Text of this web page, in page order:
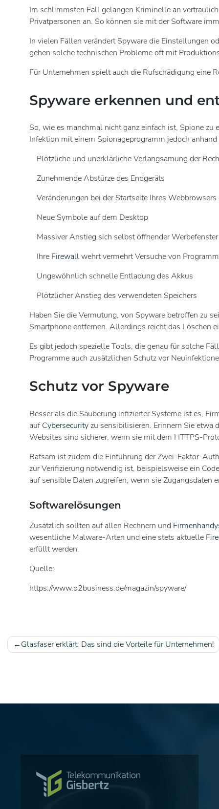
Im schlimmsten Fall gelangen Kriminelle an
Privatpersonen an. So können sie mit der Software
In vielen Fällen verändert Spyware die Einstellungen
gehen solche technischen Probleme oft mit
Für Unternehmen spielt auch die Rufschädigung eine
Spyware erkennen und
So, wie es manchmal nicht ganz einfach ist, Spione
Infektion mit einem Spionageprogramm jedoch
Plötzliche und unerklärliche Verlangsamung der
Zunehmende Abstürze des Endgeräts
Veränderungen bei der Startseite Ihres
Neue Symbole auf dem Desktop
Massiver Anstieg sich selbst öffnender Werbefenster
Ihre Firewallwehrt vermehrt Versuche von
Ungewöhnlich schnelle Entladung des Akkus
Plötzlicher Anstieg des verwendeten Speichers
Haben Sie die Vermutung, von Spyware betroffen zu
Smartphone entfernen. Allerdings reicht das Löschen
Es gibt jedoch spezielle Tools, die genau für solche
Programme auch zusätzlichen Schutz vor
Schutz vor Spyware
Besser als die Säuberung infizierter Systeme ist es,
aufCybersecurity zu sensibilisieren. Erinnern Sie
Websites sind sicherer, wenn sie mit dem HTTPS-
Ratsam ist zudem die Einführung der Zwei-Faktor-
zur Verifizierung notwendig ist, beispielsweise ein
auf sensible Daten zugreifen, wenn sie Zugangsdaten
Softwarelösungen
Zusätzlich sollten auf allen Rechnern und
wesentliche Malware-Arten und eine stets aktuelle
erfüllt werden.
Quelle:
https://www.o2business.de/magazin/spyware/
Beitragsnavigation
Glasfaser erklärt: Das sind die Vorteile für Unternehmen!